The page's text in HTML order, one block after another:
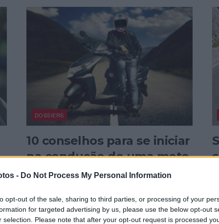
- Do Not Process My Personal Information
opt-out of the sale, sharing to third parties, or processing of your
for targeted advertising by us, please use the below opt-out
selection. Please note that after your opt-out request is processed
DOSSIERS
10 conselhos para se iniciar
na condução de uma moto
de 125cc
uma 125cc pela primeira vez, temos uma lista de...
POR REDAÇÃO 17 MARÇO, 2025